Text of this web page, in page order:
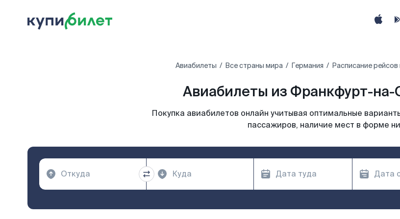
Авиабилеты Все страны мира Германия Расписание
Авиабилеты из Франкфурт-на-
Покупка авиабилетов онлайн учитывая оптимальные
пассажиров, наличие мест в форме